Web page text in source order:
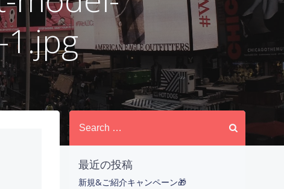
Search
for:
最近の投稿
新規&ご紹介キャンペーン🎁